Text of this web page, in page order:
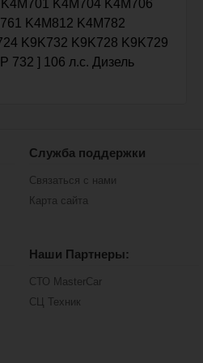
K4M704 K4M706
K4M812 K4M782
K9K732 K9K728 K9K729
732 ] 106 л.с. Дизель
Служба поддержки
Связаться с нами
Карта сайта
Наши Партнеры:
СТО MasterCar
СЦ Техник